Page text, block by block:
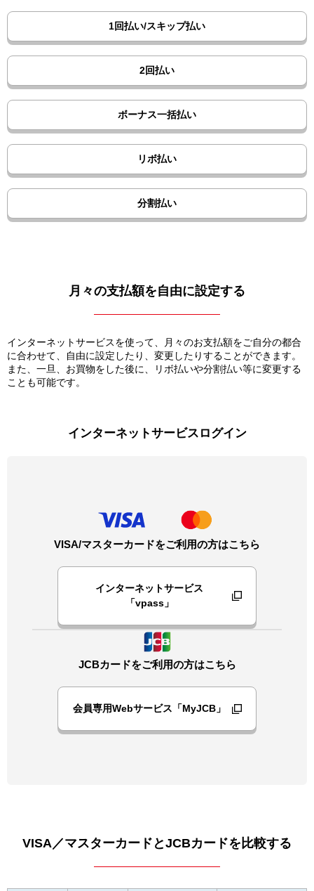
1回払い/スキップ払い
2回払い
ボーナス一括払い
リボ払い
分割払い
月々の支払額を自由に設定する
インターネットサービスを使って、月々のお支払額をご自分の都合
に合わせて、自由に設定したり、変更したりすることができます。
また、一旦、お買物をした後に、リボ払いや分割払い等に変更する
ことも可能です。
インターネットサービスログイン
VISA/マスターカードをご利用の方はこちら
インターネットサービス
「vpass」
JCBカードをご利用の方はこちら
会員専用Webサービス「MyJCB」
VISA／マスターカードとJCBカードを比較する